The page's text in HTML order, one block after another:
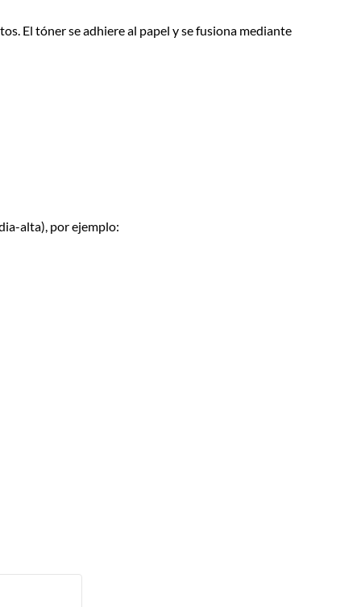
El tóner se adhiere al papel y se fusiona mediante
alta), por ejemplo: